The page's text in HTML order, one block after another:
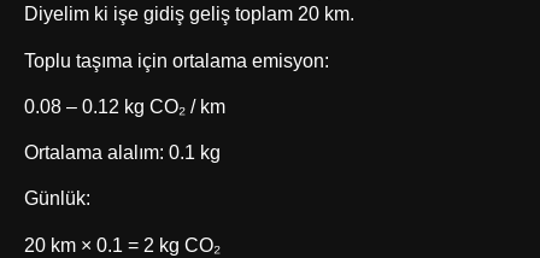
Diyelim ki işe gidiş geliş toplam 20 km.
Toplu taşıma için ortalama emisyon:
0.08 – 0.12 kg CO₂ / km
Ortalama alalım: 0.1 kg
Günlük:
20 km × 0.1 = 2 kg CO₂